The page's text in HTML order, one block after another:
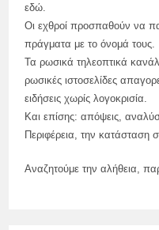
εδώ.
Οι εχθροί προσπαθούν να
πράγματα με το όνομά τους.
Τα ρωσικά τηλεοπτικά
ρωσικές ιστοσελίδες
ειδήσεις χωρίς λογοκρισία.
Και επίσης: απόψεις,
Περιφέρεια, την κατάσταση
Αναζητούμε την αλήθεια,